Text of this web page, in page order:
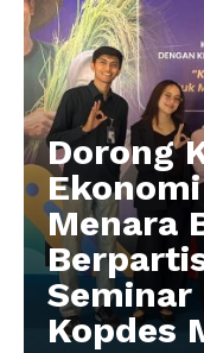
Dorong
Menara
Seminar
Kopdes